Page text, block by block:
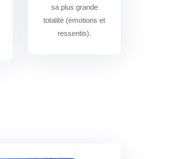
sa plus grande
totalité (émotions et
ressentis).